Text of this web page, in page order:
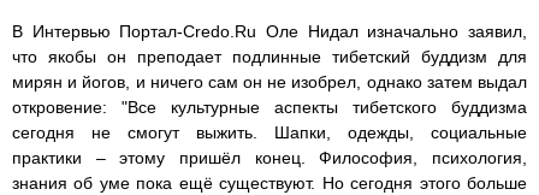
В Интервью Портал-Credo.Ru Оле Нидал изначально заявил,
что якобы он преподает подлинные тибетский буддизм для
мирян и йогов, и ничего сам он не изобрел, однако затем выдал
откровение: "Все культурные аспекты тибетского буддизма
сегодня не смогут выжить. Шапки, одежды, социальные
практики – этому пришёл конец. Философия, психология,
знания об уме пока ещё существуют. Но сегодня этого больше